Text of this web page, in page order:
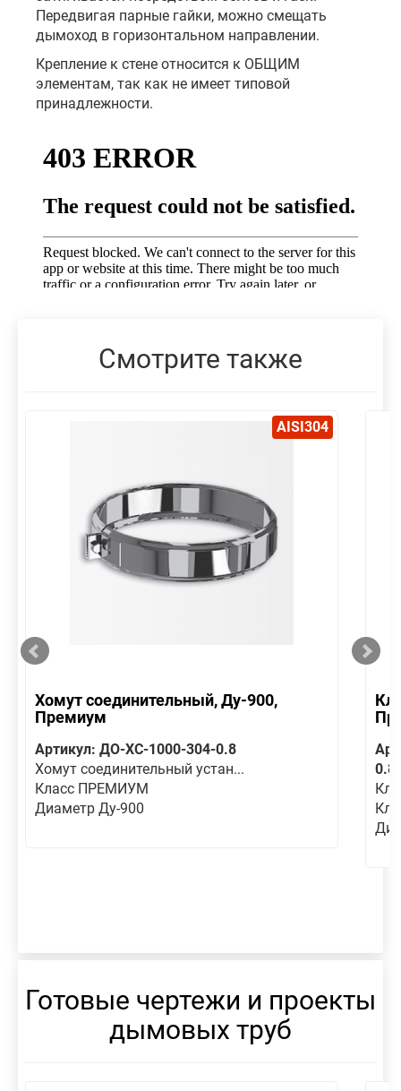
Передвигая парные гайки, можно смещать
дымоход в горизонтальном направлении.
Крепление к стене относится к ОБЩИМ
элементам, так как не имеет типовой
принадлежности.
Смотрите также
AISI304
Хомут соединительный, Ду-900,
Премиум
Артикул: ДО-ХС-1000-304-0.8
Хомут соединительный устан...
Класс ПРЕМИУМ
Диаметр Ду-900
Готовые чертежи и проекты
дымовых труб